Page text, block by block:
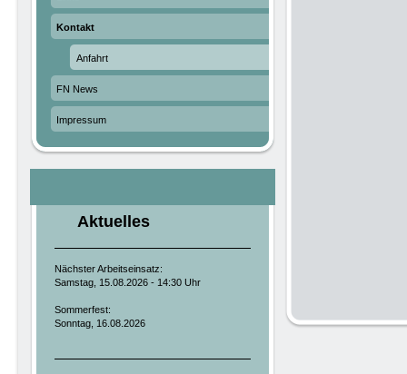
Kontakt
Anfahrt
FN News
Impressum
Aktuelles
Nächster Arbeitseinsatz:
Samstag, 15.08.2026 - 14:30 Uhr
Sommerfest:
Sonntag, 16.08.2026